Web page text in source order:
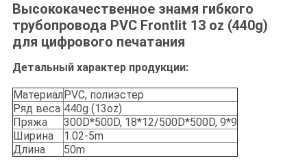
Высококачественное знамя гибкого
трубопровода PVC Frontlit 13 oz (440g)
для цифрового печатания
Детальный характер продукции:
Материал PVC, полиэстер
Ряд веса 440g (13oz)
Пряжа
300D*500D, 18*12/500D*500D, 9*9
Ширина
1.02-5m
Длина
50m